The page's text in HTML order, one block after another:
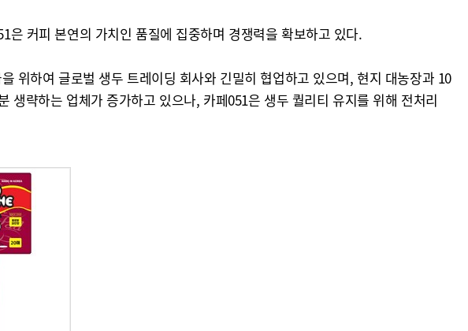
커피 본연의 가치인 품질에 집중하며 경쟁력을 확보하고 있다.
위하여 글로벌 생두 트레이딩 회사와 긴밀히 협업하고 있으며, 현지 대농장과 10
략하는 업체가 증가하고 있으나, 카페051은 생두 퀄리티 유지를 위해 전처리